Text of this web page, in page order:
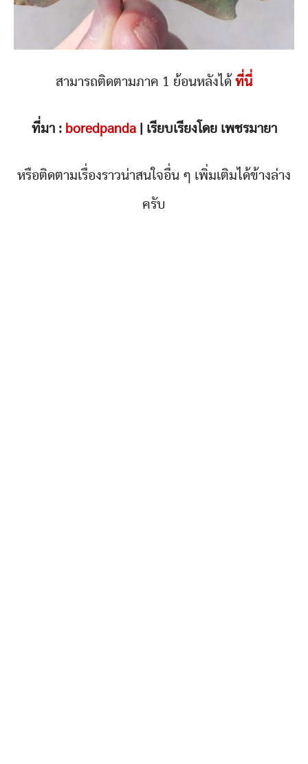
สามารถติดตามภาค 1 ย้อนหลังได้ ที่นี่
ที่มา : boredpanda| เรียบเรียงโดย เพชรมายา
หรือติดตามเรื่องราวน่าสนใจอื่น ๆ เพิ่มเติมได้ข้างล่าง
ครับ